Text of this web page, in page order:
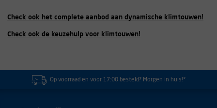
Check ook het complete aanbod aan dynamische klimtouwen!
Check ook de keuzehulp voor klimtouwen!
Op voorraad en voor 17:00 besteld? Morgen in huis!*